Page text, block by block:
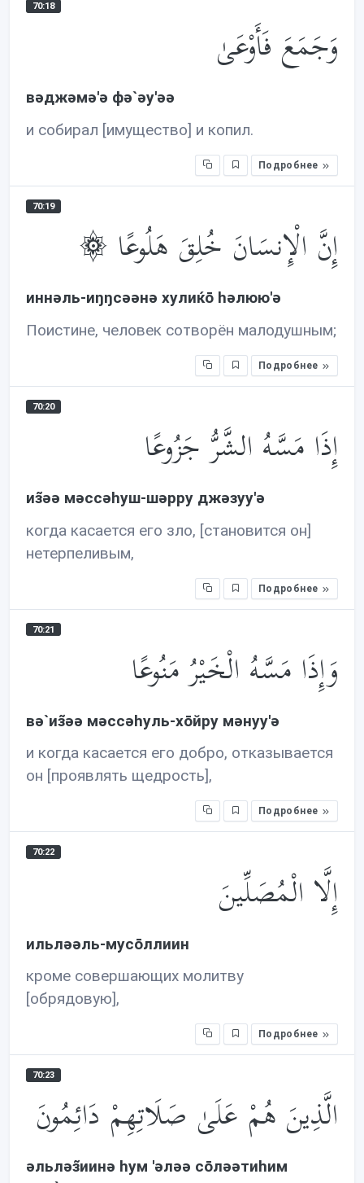
70:18
وَجَمَعَ فَأَوْعَىٰ
вəджəмə'ə фə`əу'əə
и собирал [имущество] и копил.
Подробнее
70:19
۞ إِنَّ الْإِنسَانَ خُلِقَ هَلُوعًا
иннəль-иŋŋсəəнə хулиќō həлюю'ə
Поистине, человек сотворён малодушным;
Подробнее
70:20
إِذَا مَسَّهُ الشَّرُّ جَزُوعًا
из̃əə мəссəhуш-шəрру джəзуу'ə
когда касается его зло, [становится он]
нетерпеливым,
Подробнее
70:21
وَإِذَا مَسَّهُ الْخَيْرُ مَنُوعًا
вə`из̃əə мəссəhуль-хōйру мəнуу'ə
и когда касается его добро, отказывается
он [проявлять щедрость],
Подробнее
70:22
إِلَّا الْمُصَلِّينَ
ильлəəль-мусōллиин
кроме совершающих молитву
[обрядовую],
Подробнее
70:23
الَّذِينَ هُمْ عَلَىٰ صَلَاتِهِمْ دَائِمُونَ
əльлəз̃иинə hум 'əлəə сōлəəтиhим